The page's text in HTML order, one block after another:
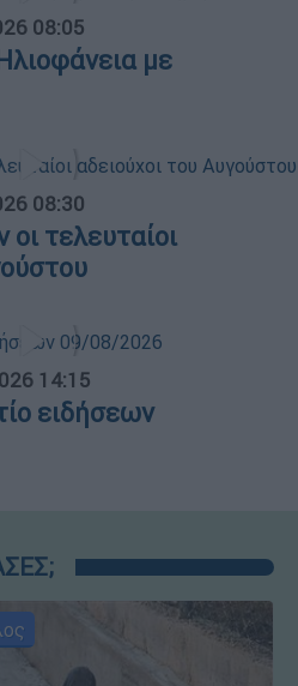
08:05
με
08:30
τελευταίοι
14:15
ειδήσεων